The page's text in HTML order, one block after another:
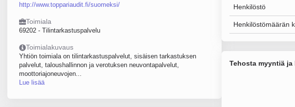
http://www.toppariaudit.fi/suomeksi/
Toimiala
69202 - Tilintarkastuspalvelu
Toimialakuvaus
Yhtiön toimiala on tilintarkastuspalvelut, sisäisen tarkastuksen
palvelut, taloushallinnon ja verotuksen neuvontapalvelut,
moottoriajoneuvojen...
Lue lisää
Henkilöstö
Henkilöstömäärän
Tehosta myyntiä